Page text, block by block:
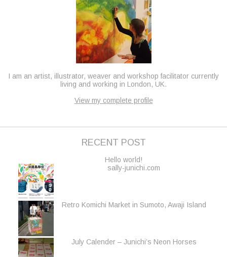
I am an artist, illustrator, weaver and workshop facilitator currently
living and working in London, UK.
View my complete profile
RECENT POST
Hello world!
sally-junichi.com
Retro Komichi Market in Sumoto, Awaji Island
July Calender – Junichi’s Neon Horses